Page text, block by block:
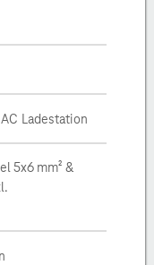
Ladestation
5x6 mm² &